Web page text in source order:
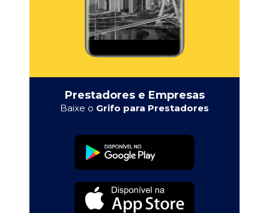
Prestadores e Empresas
Baixe o Grifo para Prestadores